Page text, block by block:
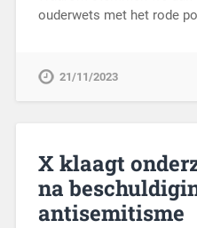
ouderwets met het rode
21/11/2023
X klaagt
na
antisemitisme